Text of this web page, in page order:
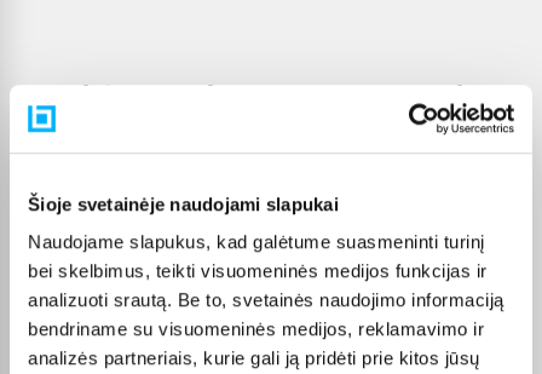
Šioje svetainėje naudojami slapukai
Naudojame slapukus, kad galėtume suasmeninti turinį
bei skelbimus, teikti visuomeninės medijos funkcijas ir
analizuoti srautą. Be to, svetainės naudojimo informaciją
bendriname su visuomeninės medijos, reklamavimo ir
analizės partneriais, kurie gali ją pridėti prie kitos jūsų
Pirkėjų atsiliepimai apie prekes
As patenkintas, puikus vaizdas
Mantas B.
Patvirtintas pirkėjas
+